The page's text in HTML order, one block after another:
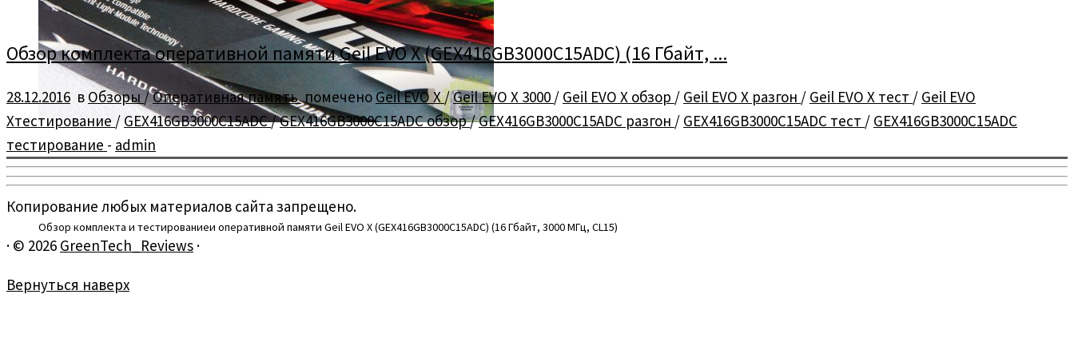
Обзор комплекта и тестированиеи оперативной памяти Geil EVO X (GEX416GB3000C15ADC) (16 Гбайт, 3000 МГц, CL15)
Обзор комплекта оперативной памяти Geil EVO X (GEX416GB3000C15ADC) (16 Гбайт, ...
28.12.2016 в Обзоры/Оперативная памятьпомеченоGeil EVO X/Geil EVO X 3000 / Geil EVO X обзор / Geil EVO X разгон / Geil EVO X тест / Geil EVO
Xтестирование / GEX416GB3000C15ADC/GEX416GB3000C15ADC обзор/GEX416GB3000C15ADC разгон / GEX416GB3000C15ADC тест / GEX416GB3000C15ADC
тестирование - admin
Копирование любых материалов сайта запрещено.
· © 2026 GreenTech_Reviews ·
Вернуться наверх